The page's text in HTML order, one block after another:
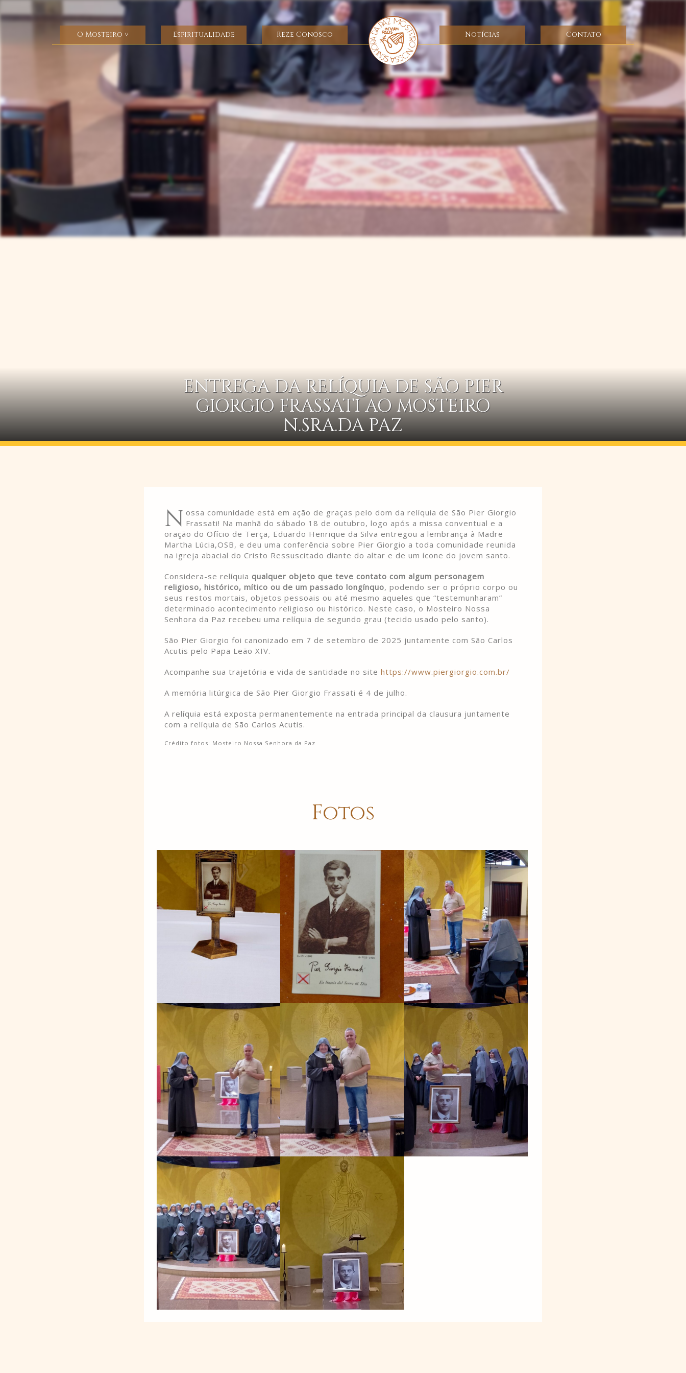
O Mosteiro Espiritualidade Reze Conosco Notícias Contato
ENTREGA DA RELÍQUIA DE SÃO PIER
GIORGIO FRASSATI AO MOSTEIRO
N.SRA.DA PAZ
N ossa comunidade está em ação de graças pelo dom da relíquia de São Pier Giorgio
Frassati! Na manhã do sábado 18 de outubro, logo após a missa conventual e a
oração do Ofício de Terça, Eduardo Henrique da Silva entregou a lembrança à Madre
Martha Lúcia,OSB, e deu uma conferência sobre Pier Giorgio a toda comunidade reunida
na igreja abacial do Cristo Ressuscitado diante do altar e de um ícone do jovem santo.
Considera-se relíquia qualquer objeto que teve contato com algum personagem
religioso, histórico, mítico ou de um passado longínquo, podendo ser o próprio corpo ou
seus restos mortais, objetos pessoais ou até mesmo aqueles que “testemunharam”
determinado acontecimento religioso ou histórico. Neste caso, o Mosteiro Nossa
Senhora da Paz recebeu uma relíquia de segundo grau (tecido usado pelo santo).
São Pier Giorgio foi canonizado em 7 de setembro de 2025 juntamente com São Carlos
Acutis pelo Papa Leão XIV.
Acompanhe sua trajetória e vida de santidade no site https://www.piergiorgio.com.br/
A memória litúrgica de São Pier Giorgio Frassati é 4 de julho.
A relíquia está exposta permanentemente na entrada principal da clausura juntamente
com a relíquia de São Carlos Acutis.
Crédito fotos: Mosteiro Nossa Senhora da Paz
Fotos